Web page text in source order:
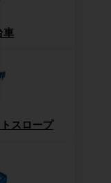
車
スロープ